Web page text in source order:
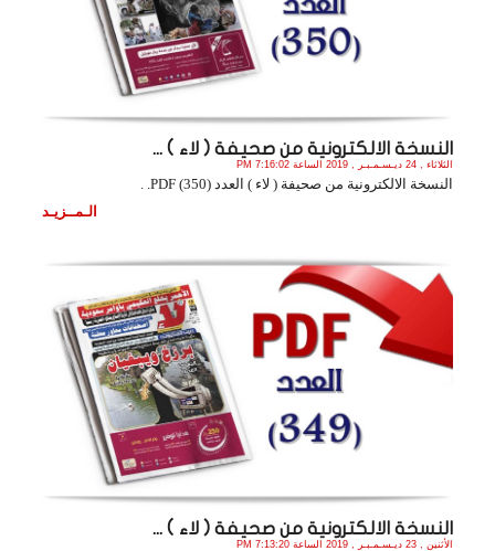
النسخة الالكترونية من صحيفة ( لاء ) ...
الثلاثاء , 24 ديـسـمـبـر , 2019 الساعة 7:16:02 PM
النسخة الالكترونية من صحيفة ( لاء ) العدد (350) PDF. .
الـمــزيـد
النسخة الالكترونية من صحيفة ( لاء ) ...
الأثنين , 23 ديـسـمـبـر , 2019 الساعة 7:13:20 PM